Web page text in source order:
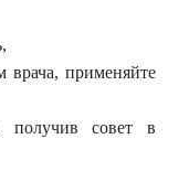
врача, применяйте
получив совет в